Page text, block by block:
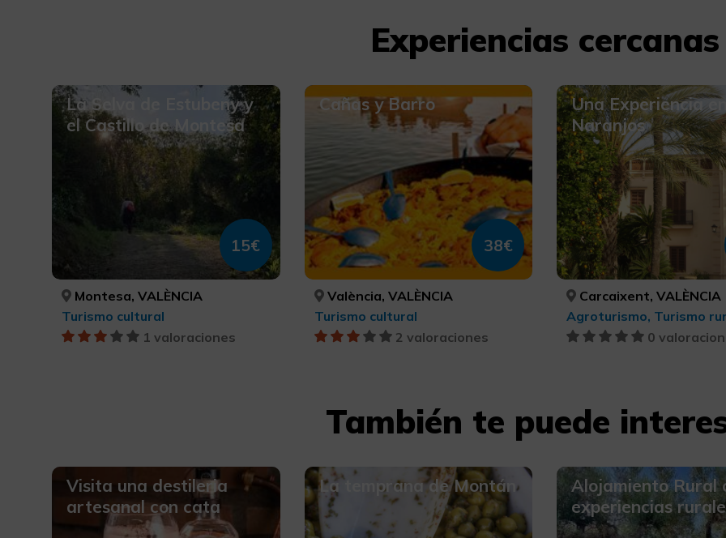
Experiencias cercanas
La Selva de Estubeny y
el Castillo de Montesa
15€
Montesa, VALÈNCIA
Turismo cultural
1 valoraciones
Cañas y Barro
38€
València, VALÈNCIA
Turismo cultural
2 valoraciones
Una Experiencia
Naranjos
Carcaixent, VALÈNCIA
0
También te puede
Visita una destileria
artesanal con cata
La temprana de Montán
Alojamiento Rural
experiencias